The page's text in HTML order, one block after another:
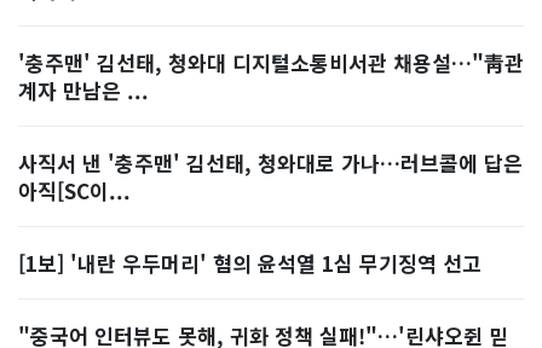
'충주맨' 김선태, 청와대 디지털소통비서관 채용설…"靑관
계자 만남은 ...
사직서 낸 '충주맨' 김선태, 청와대로 가나…러브콜에 답은
아직[SC이...
[1보] '내란 우두머리' 혐의 윤석열 1심 무기징역 선고
"중국어 인터뷰도 못해, 귀화 정책 실패!"…'린샤오쥔 믿